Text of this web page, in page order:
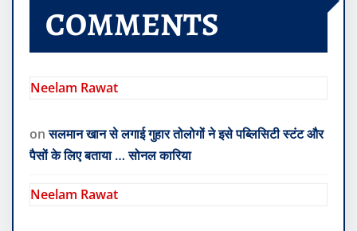
COMMENTS
Neelam Rawat
onसलमान खान से लगाई गुहार तोलोगों ने इसे पब्लिसिटी स्टंट और
पैसों के लिए बताया … सोनल कारिया
Neelam Rawat